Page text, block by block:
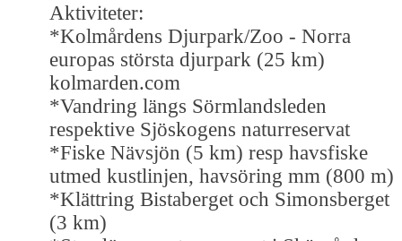
Aktiviteter:
*Kolmårdens Djurpark/Zoo - Norra
europas största djurpark (25 km)
kolmarden.com
*Vandring längs Sörmlandsleden
respektive Sjöskogens naturreservat
*Fiske Nävsjön (5 km) resp havsfiske
utmed kustlinjen, havsöring mm (800 m)
*Klättring Bistaberget och Simonsberget
(3 km)